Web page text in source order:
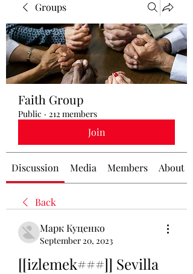
Groups
Faith Group
Public · 212 members
Join
Discussion Media Members About
Back
Марк Куценко
September 20, 2023
[[izlemek###]] Sevilla